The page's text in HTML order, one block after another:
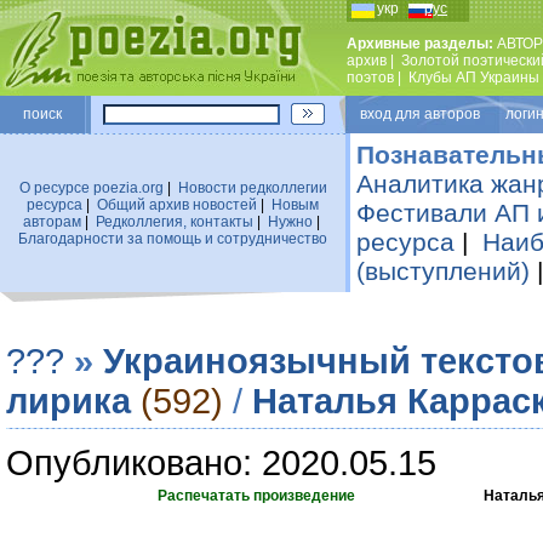
укр рус
Архивные разделы:
архив
Золотой
поэтов
Клубы АП Украины
поиск вход для авторов
О ресурсе poezia.org
Новости редколлегии
ресурса
Общий архив новостей
Новым
авторам| Редколлегия, контакты Нужно|
Благодарности за помощь и сотрудничество
Аналитика
Фестивали АП
ресурса |
(выступлений)
??? » Украиноязычный
лирика (592) / Наталья
Опубликовано: 2020.05.15
Распечатать произведение